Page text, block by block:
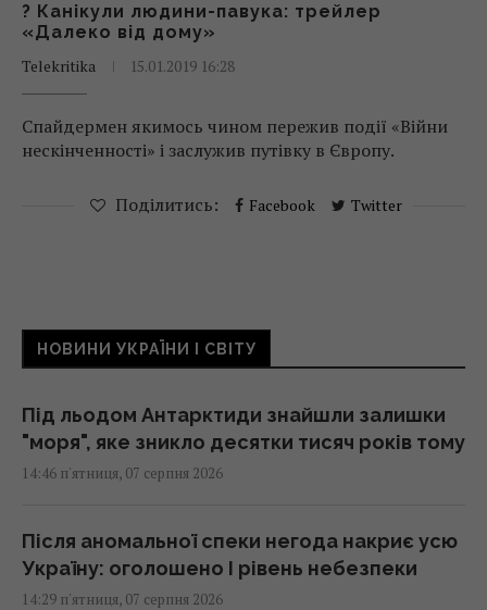
? Канікули людини-павука: трейлер
«Далеко від дому»
Telekritika
15.01.2019 16:28
Спайдермен якимось чином пережив події «Війни
нескінченності» і заслужив путівку в Європу.
Поділитись: Facebook Twitter
НОВИНИ УКРАЇНИ І СВІТУ
Під льодом Антарктиди знайшли залишки
"моря", яке зникло десятки тисяч років тому
14:46 п'ятниця, 07 серпня 2026
Після аномальної спеки негода накриє усю
Україну: оголошено І рівень небезпеки
14:29 п'ятниця, 07 серпня 2026